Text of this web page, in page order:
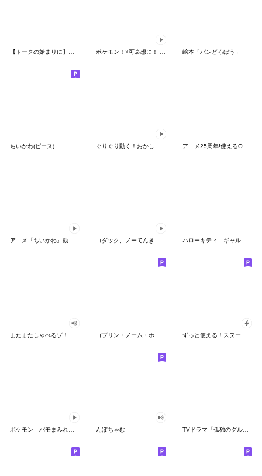
絵本「パンどろぼう」
ちいかわ(ピース) アニメ25周年!使えるONE PIECEスタンプ
アニメ『ちいかわ』動くLINEスタンプ vol.2 コダック、ノーてんきに悩み中！ ハローキティ ギャルバイブス♡
んぽちゃむ TVドラマ「孤独のグルメ」